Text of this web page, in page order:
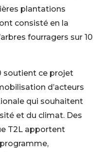
plantations
consisté en la
fourragers sur 10
soutient ce projet
d’acteurs
qui souhaitent
et du climat. Des
T2L apportent